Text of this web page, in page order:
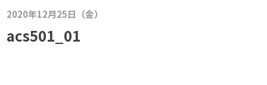
2020年12月25日（金）
acs501_01